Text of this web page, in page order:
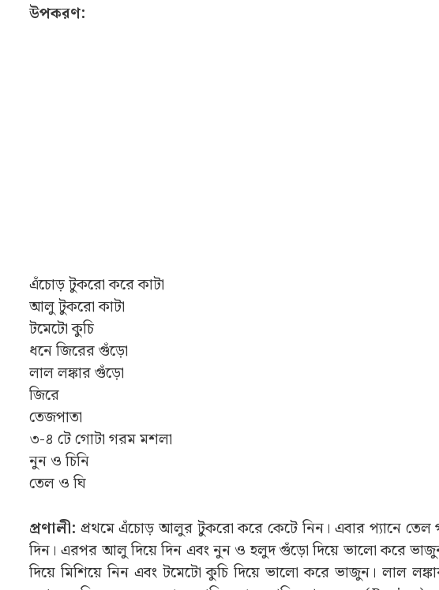
উপকরণ:
এঁচোড় টুকরো করে কাটা
আলু টুকরো কাটা
টমেটো কুচি
ধনে জিরের গুঁড়ো
লাল লঙ্কার গুঁড়ো
জিরে
তেজপাতা
৩-৪ টে গোটা গরম মশলা
নুন ও চিনি
তেল ও ঘি
প্রণালী: প্রথমে এঁচোড় আলুর টুকরো করে কেটে নিন। এবার প্যানে
দিন। এরপর আলু দিয়ে দিন এবং নুন ও হলুদ গুঁড়ো দিয়ে ভালো করে
দিয়ে মিশিয়ে নিন এবং টমেটো কুচি দিয়ে ভালো করে ভাজুন। লাল